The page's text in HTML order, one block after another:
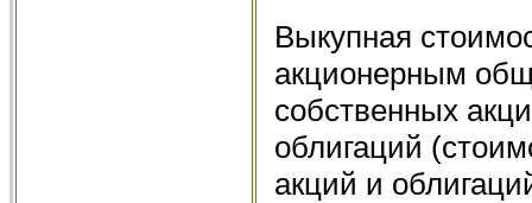
Выкупная
акционерным
собственных
облигаций
акций и